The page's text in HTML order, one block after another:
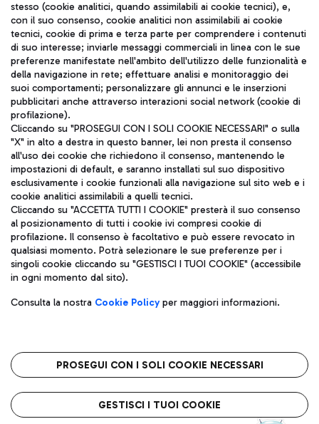
TRAVEL JOURNAL
ITA
Aeroporti di Roma S.p.A. - Società soggetta a direzione e
coordinamento di Mundys S.p.A.
Codice fiscale e Registro delle Imprese di Roma 13032990155 P.
IVA 06572251004
Capitale sociale 62.224.743,00 int. vers.
Sede legale: Via Pier Paolo Racchetti 1 - 00054 Fiumicino (RM)
telefono +39 06 65951
Privacy policy
Note legali
Roma FCO
L'aeroporto stellato
stesso (cookie analitici, quando assimilabili ai cookie tecnici), e,
con il suo consenso, cookie analitici non assimilabili ai cookie
tecnici, cookie di prima e terza parte per comprendere i contenuti
di suo interesse; inviarle messaggi commerciali in linea con le sue
preferenze manifestate nell'ambito dell'utilizzo delle funzionalità e
della navigazione in rete; effettuare analisi e monitoraggio dei
suoi comportamenti; personalizzare gli annunci e le inserzioni
pubblicitari anche attraverso interazioni social network (cookie di
profilazione).
Cliccando su "PROSEGUI CON I SOLI COOKIE NECESSARI" o sulla
"X" in alto a destra in questo banner, lei non presta il consenso
all'uso dei cookie che richiedono il consenso, mantenendo le
impostazioni di default, e saranno installati sul suo dispositivo
esclusivamente i cookie funzionali alla navigazione sul sito web e i
cookie analitici assimilabili a quelli tecnici.
Cliccando su "ACCETTA TUTTI I COOKIE" presterà il suo consenso
al posizionamento di tutti i cookie ivi compresi cookie di
profilazione. Il consenso è facoltativo e può essere revocato in
qualsiasi momento. Potrà selezionare le sue preferenze per i
singoli cookie cliccando su "GESTISCI I TUOI COOKIE" (accessibile
in ogni momento dal sito).
Consulta la nostra Cookie Policyper maggiori informazioni.
PROSEGUI CON I SOLI COOKIE NECESSARI
GESTISCI I TUOI COOKIE